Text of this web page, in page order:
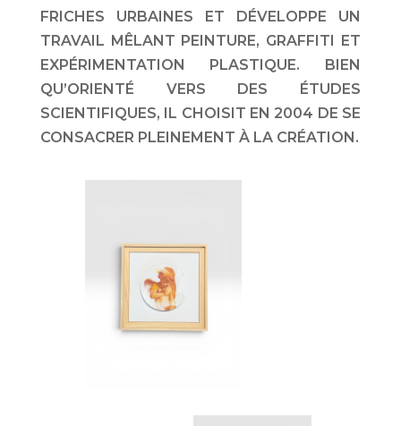
FRICHES URBAINES ET DÉVELOPPE UN
TRAVAIL MÊLANT PEINTURE, GRAFFITI ET
EXPÉRIMENTATION PLASTIQUE. BIEN
QU’ORIENTÉ VERS DES ÉTUDES
SCIENTIFIQUES, IL CHOISIT EN 2004 DE SE
CONSACRER PLEINEMENT À LA CRÉATION.